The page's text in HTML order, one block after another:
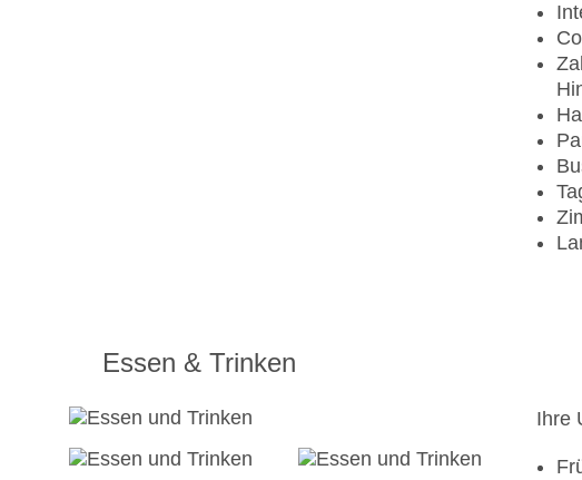
Essen & Trinken
Ihre